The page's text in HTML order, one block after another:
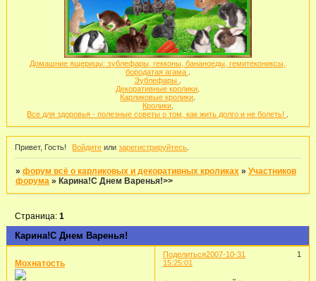
Домашние ящерицы: эублефары, гекконы, бананоеды, гемитекониксы,
бородатая агама
Эублефары
Декоративные кролики
Карликовые кролики
Кролики.
Все для здоровья - полезные советы о том, как жить долго и не болеть!
Привет, Гость! Войдите илизарегистрируйтесь
»форум всё о карликовых и декоративных кроликах »Участников
форума » Карина!С Днем Варенья!>>
Карина!С Днем Варенья!
Страница:1
Поделиться 1
2007-10-31
15:25:01
Мохнатость